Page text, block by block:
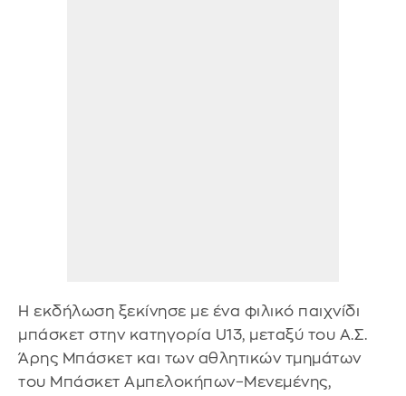
Η εκδήλωση ξεκίνησε με ένα φιλικό παιχνίδι
μπάσκετ στην κατηγορία U13, μεταξύ του Α.Σ.
Άρης Μπάσκετ και των αθλητικών τμημάτων
του Μπάσκετ Αμπελοκήπων–Μενεμένης,